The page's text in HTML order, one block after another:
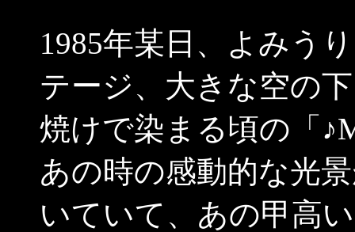
1985年某日、よみう
テージ、大きな空の
焼けで染まる頃の「
あの時の感動的な光
いていて、あの甲高